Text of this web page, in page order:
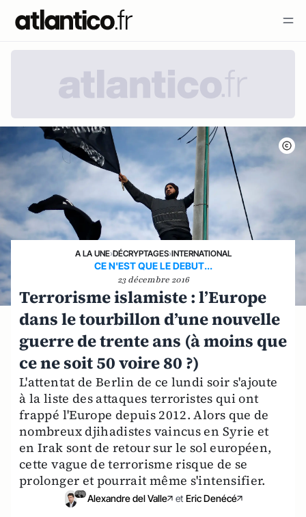
A LA UNE›DÉCRYPTAGES›INTERNATIONAL
CE N'EST QUE LE DEBUT...
23 décembre 2016
Terrorisme islamiste : l’Europe
dans le tourbillon d’une nouvelle
guerre de trente ans (à moins que
ce ne soit 50 voire 80 ?)
L'attentat de Berlin de ce lundi soir s'ajoute
à la liste des attaques terroristes qui ont
frappé l'Europe depuis 2012. Alors que de
nombreux djihadistes vaincus en Syrie et
en Irak sont de retour sur le sol européen,
cette vague de terrorisme risque de se
prolonger et pourrait même s'intensifier.
Alexandre del Valle et Eric Denécé